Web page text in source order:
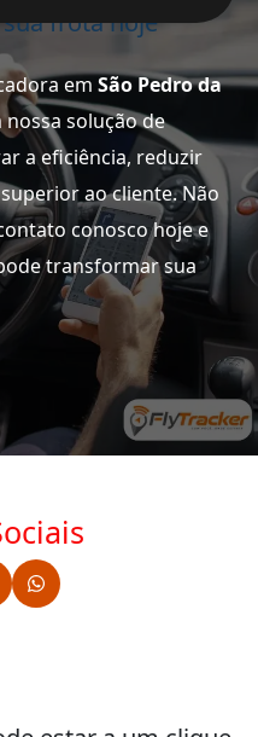
frota hoje
emSão Pedro da
solução de
a eficiência, reduzir
ao cliente. Não
conosco hoje e
transformar sua